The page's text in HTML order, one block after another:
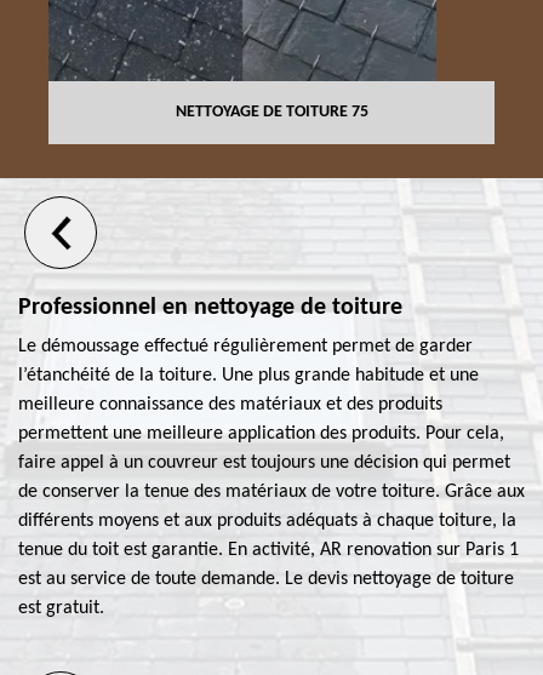
NETTOYAGE DE TOITURE 75
Professionnel en nettoyage de toiture
Le démoussage effectué régulièrement permet de garder
l’étanchéité de la toiture. Une plus grande habitude et une
meilleure connaissance des matériaux et des produits
permettent une meilleure application des produits. Pour cela,
faire appel à un couvreur est toujours une décision qui permet
de conserver la tenue des matériaux de votre toiture. Grâce aux
différents moyens et aux produits adéquats à chaque toiture, la
tenue du toit est garantie. En activité, AR renovation sur Paris 1
est au service de toute demande. Le devis nettoyage de toiture
est gratuit.